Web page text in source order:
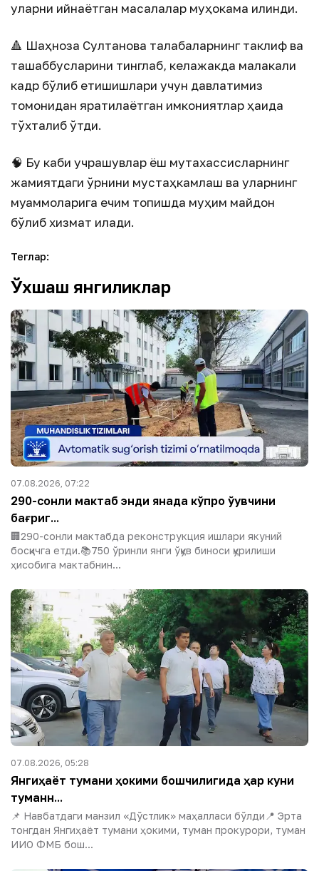
уларни қийнаётган масалалар муҳокама қилинди.
🔺 Шаҳноза Султанова талабаларнинг таклиф ва
ташаббусларини тинглаб, келажакда малакали
кадр бўлиб етишишлари учун давлатимиз
томонидан яратилаётган имкониятлар ҳақида
тўхталиб ўтди.
🧠 Бу каби учрашувлар ёш мутахассисларнинг
жамиятдаги ўрнини мустаҳкамлаш ва уларнинг
муаммоларига ечим топишда муҳим майдон
бўлиб хизмат қилади.
Теглар:
Ўхшаш янгиликлар
07.08.2026, 07:22
290-сонли мактаб энди янада кўпроқ ўқувчини
бағриг...
🏢290-сонли мактабда реконструкция ишлари якуний
босқичга етди.📚750 ўринли янги ўқув биноси қурилиши
ҳисобига мактабнин...
07.08.2026, 05:28
Янгиҳаёт тумани ҳокими бошчилигида ҳар куни
туманн...
📌 Навбатдаги манзил «Дўстлик» маҳалласи бўлди📍 Эрта
тонгдан Янгиҳаёт тумани ҳокими, туман прокурори, туман
ИИО ФМБ бош...